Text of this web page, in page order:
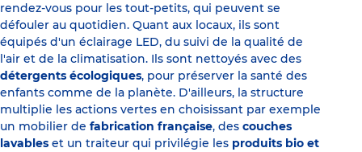
rendez-vous pour les tout-petits, qui peuvent se
défouler au quotidien. Quant aux locaux, ils sont
équipés d'un éclairage LED, du suivi de la qualité de
l'air et de la climatisation. Ils sont nettoyés avec des
détergents écologiques, pour préserver la santé des
enfants comme de la planète. D'ailleurs, la structure
multiplie les actions vertes en choisissant par exemple
un mobilier de fabrication française, des couches
lavables et un traiteur qui privilégie les produits bio et